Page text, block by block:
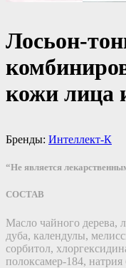
Лосьон-
кожи лица
Бренды: Интеллект-К
“Не является
СОСТАВ
Масло чайного дерева,
дуба, календулы,
сорбитол,
полоксамер-184, натрия